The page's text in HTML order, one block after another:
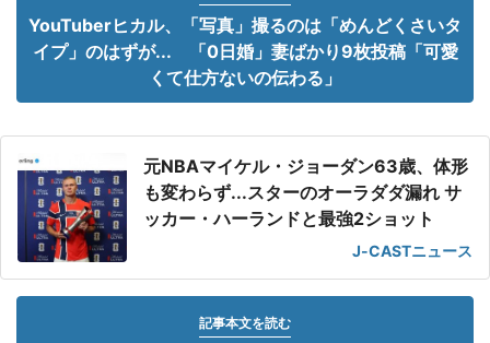
YouTuberヒカル、「写真」撮るのは「めんどくさいタ
イプ」のはずが... 「0日婚」妻ばかり9枚投稿「可愛
くて仕方ないの伝わる」
元NBAマイケル・ジョーダン63歳、体形
も変わらず...スターのオーラダダ漏れ サ
ッカー・ハーランドと最強2ショット
J-CASTニュース
記事本文を読む